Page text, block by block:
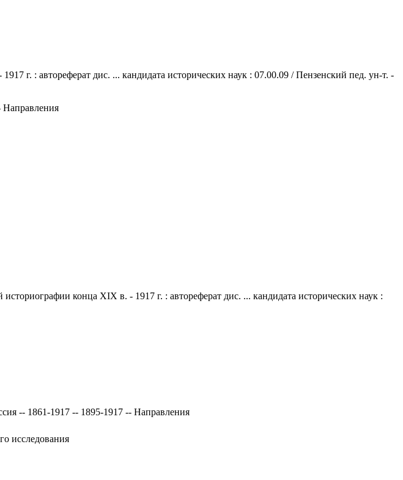
г. : автореферат дис. ... кандидата исторических наук : 07.00.09 / Пензенский пед. ун-т. -
Направления
конца XIX в. - 1917 г. : автореферат дис. ... кандидата исторических наук :
-- 1861-1917 -- 1895-1917 -- Направления
исследования